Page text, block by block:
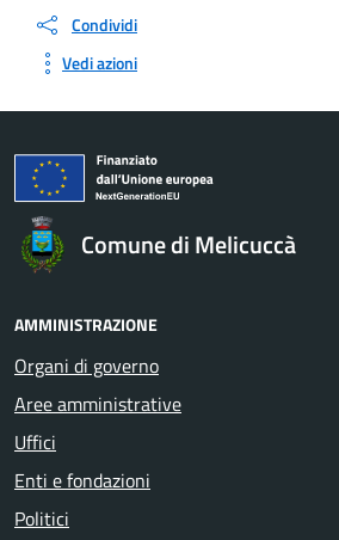
Condividi
Vedi azioni
Comune di Melicuccà
AMMINISTRAZIONE
Organi di governo
Aree amministrative
Uffici
Enti e fondazioni
Politici